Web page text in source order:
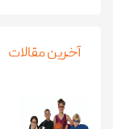
آخرین مقالات